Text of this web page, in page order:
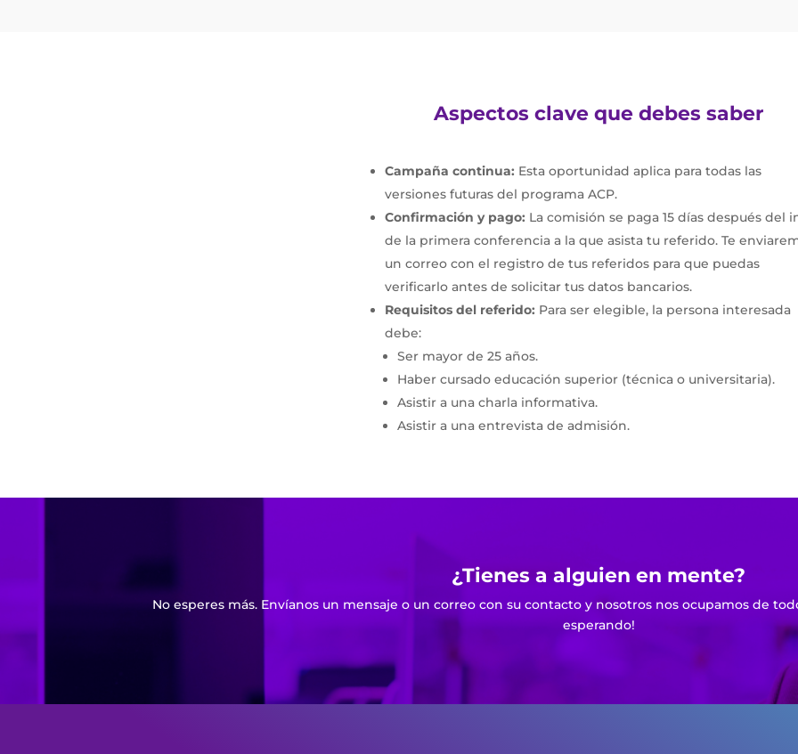
Aspectos clave que debes saber
Campaña continua: Esta oportunidad aplica para todas las
versiones futuras del programa ACP.
Confirmación y pago: La comisión se paga 15 días después del
de la primera conferencia a la que asista tu referido. Te
un correo con el registro de tus referidos para que puedas
verificarlo antes de solicitar tus datos bancarios.
Requisitos del referido: Para ser elegible, la persona interesada
debe:
Ser mayor de 25 años.
Haber cursado educación superior (técnica o universitaria).
Asistir a una charla informativa.
Asistir a una entrevista de admisión.
¿Tienes a alguien en mente?
No esperes más. Envíanos un mensaje o un correo con su contacto y nosotros nos ocupamos de
esperando!